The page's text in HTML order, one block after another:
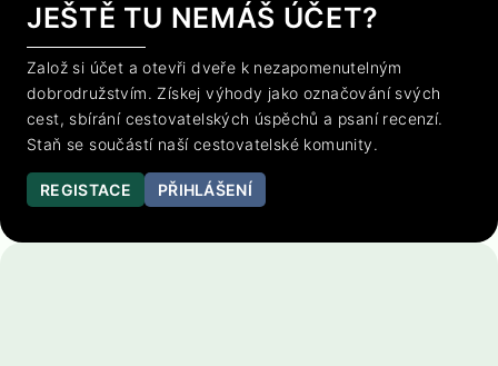
JEŠTĚ TU NEMÁŠ ÚČET?
Založ si účet a otevři dveře k nezapomenutelným
dobrodružstvím. Získej výhody jako označování svých
cest, sbírání cestovatelských úspěchů a psaní recenzí.
Staň se součástí naší cestovatelské komunity.
REGISTACE PŘIHLÁŠENÍ